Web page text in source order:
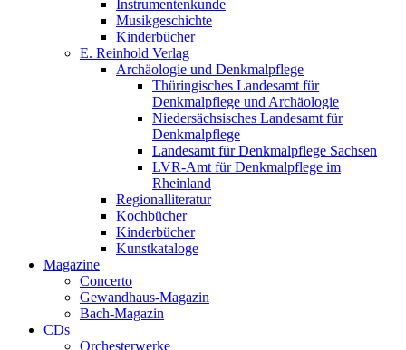
Instrumentenkunde
Musikgeschichte
Kinderbücher
E. Reinhold Verlag
Archäologie und Denkmalpflege
Thüringisches Landesamt für
Denkmalpflege und Archäologie
Niedersächsisches Landesamt für
Denkmalpflege
Landesamt für Denkmalpflege Sachsen
LVR-Amt für Denkmalpflege im
Rheinland
Regionalliteratur
Kochbücher
Kinderbücher
Kunstkataloge
Magazine
Concerto
Gewandhaus-Magazin
Bach-Magazin
CDs
Orchesterwerke